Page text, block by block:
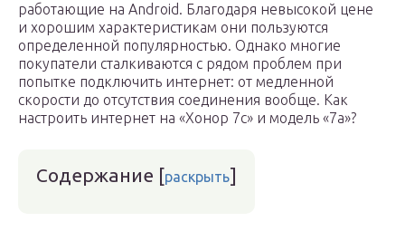
работающие на Android. Благодаря невысокой цене
и хорошим характеристикам они пользуются
определенной популярностью. Однако многие
покупатели сталкиваются с рядом проблем при
попытке подключить интернет: от медленной
скорости до отсутствия соединения вообще. Как
настроить интернет на «Хонор 7c» и модель «7а»?
Содержание [раскрыть]